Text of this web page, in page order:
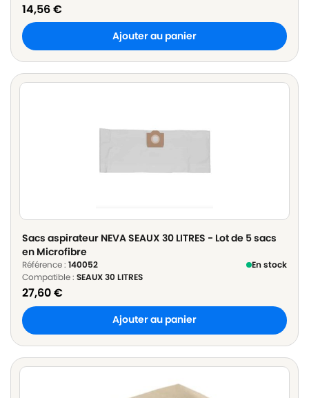
14,56€
Ajouter au panier
Sacs aspirateur NEVA SEAUX 30 LITRES - Lot de 5 sacs
en Microfibre
Référence : 140052
En stock
Compatible : SEAUX 30 LITRES
27,60€
Ajouter au panier